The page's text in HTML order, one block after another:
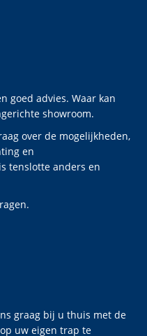
goed advies. Waar kan
showroom.
over de mogelijkheden,
en
tenslotte anders en
graag bij u thuis met de
uw eigen trap te